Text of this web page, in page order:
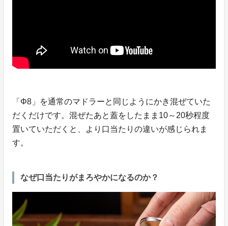
「Φ8」を通常のマドラーと同じようにかき混ぜていた
だくだけです。混ぜたあと蓋をしたまま10～20秒程度
置いていただくと、より口当たりの違いが感じられま
す。
なぜ口当たりがまろやかになるのか？